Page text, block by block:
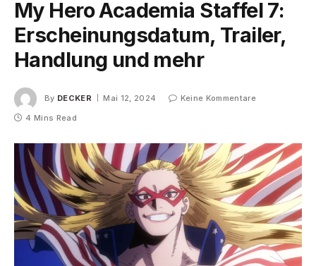
My Hero Academia Staffel 7:
Erscheinungsdatum, Trailer,
Handlung und mehr
By DECKER Mai 12, 2024
Keine Kommentare
4 Mins Read